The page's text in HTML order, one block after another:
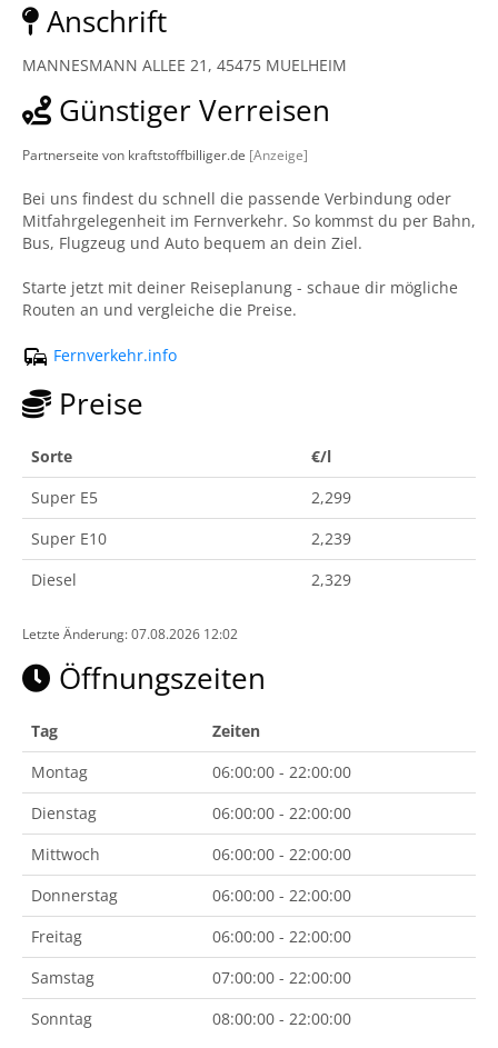
Anschrift
MANNESMANN ALLEE 21, 45475 MUELHEIM
Günstiger Verreisen
Partnerseite von kraftstoffbilliger.de [Anzeige]
Bei uns findest du schnell die passende Verbindung oder
Mitfahrgelegenheit im Fernverkehr. So kommst du per Bahn,
Bus, Flugzeug und Auto bequem an dein Ziel.
Starte jetzt mit deiner Reiseplanung - schaue dir mögliche
Routen an und vergleiche die Preise.
Fernverkehr.info
Preise
Sorte
€/l
Super E5
2,299
Super E10
2,239
Diesel
2,329
Letzte Änderung: 07.08.2026 12:02
Öffnungszeiten
Tag
Zeiten
Montag
06:00:00 - 22:00:00
Dienstag
06:00:00 - 22:00:00
Mittwoch
06:00:00 - 22:00:00
Donnerstag
06:00:00 - 22:00:00
Freitag
06:00:00 - 22:00:00
Samstag
07:00:00 - 22:00:00
Sonntag
08:00:00 - 22:00:00